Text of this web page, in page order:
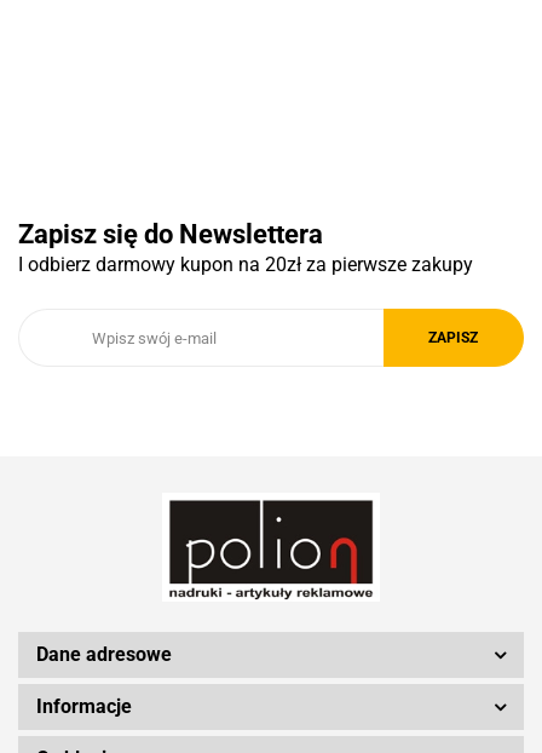
Royal Design
Silicon Power
Zapisz się do Newslettera
I odbierz darmowy kupon na 20zł za pierwsze zakupy
Dane adresowe
Informacje